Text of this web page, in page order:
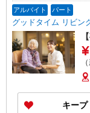
アルバイト パート
グッドタイム リビン
キープ